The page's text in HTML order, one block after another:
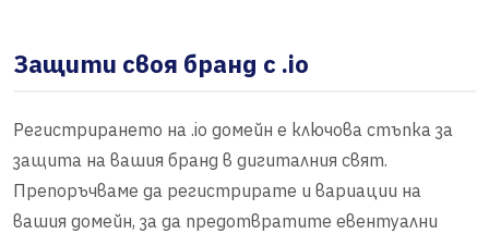
Защити своя бранд с .io
Регистрирането на .io домейн е ключова стъпка за
защита на вашия бранд в дигиталния свят.
Препоръчваме да регистрирате и вариации на
вашия домейн, за да предотвратите евентуални